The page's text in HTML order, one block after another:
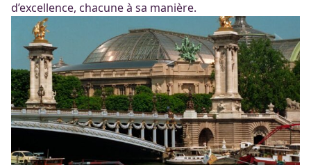
d’excellence, chacune à sa manière.